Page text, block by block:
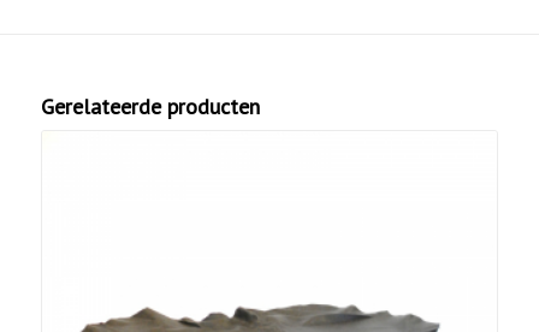
Gerelateerde producten